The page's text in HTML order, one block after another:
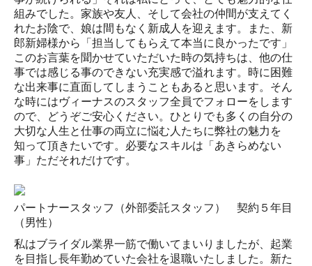
組みでした。家族や友人、そして会社の仲間が支えてく
れたお陰で、娘は間もなく新成人を迎えます。また、新
郎新婦様から「担当してもらえて本当に良かったです」
このお言葉を聞かせていただいた時の気持ちは、他の仕
事では感じる事のできない充実感で溢れます。時に困難
な出来事に直面してしまうこともあると思います。そん
な時にはヴィーナスのスタッフ全員でフォローをします
ので、どうぞご安心ください。ひとりでも多くの自分の
大切な人生と仕事の両立に悩む人たちに弊社の魅力を
知って頂きたいです。必要なスキルは「あきらめない
事」ただそれだけです。
パートナースタッフ（外部委託スタッフ） 契約５年目
（男性）
私はブライダル業界一筋で働いてまいりましたが、起業
を目指し長年勤めていた会社を退職いたしました。新た